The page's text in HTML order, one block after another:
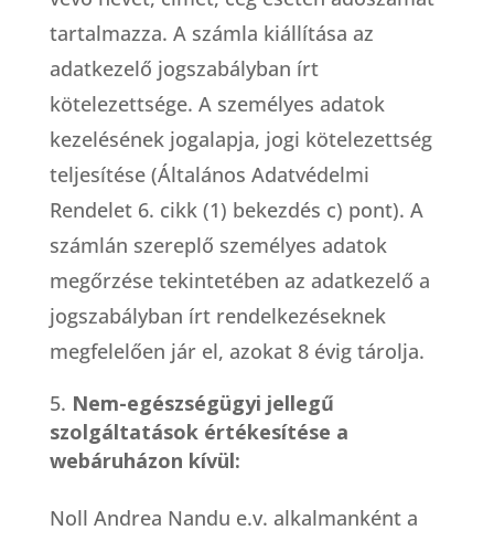
tartalmazza. A számla kiállítása az
adatkezelő jogszabályban írt
kötelezettsége. A személyes adatok
kezelésének jogalapja, jogi kötelezettség
teljesítése (Általános Adatvédelmi
Rendelet 6. cikk (1) bekezdés c) pont). A
számlán szereplő személyes adatok
megőrzése tekintetében az adatkezelő a
jogszabályban írt rendelkezéseknek
megfelelően jár el, azokat 8 évig tárolja.
Nem-egészségügyi jellegű
szolgáltatások értékesítése a
webáruházon kívül:
Noll Andrea Nandu e.v. alkalmanként a